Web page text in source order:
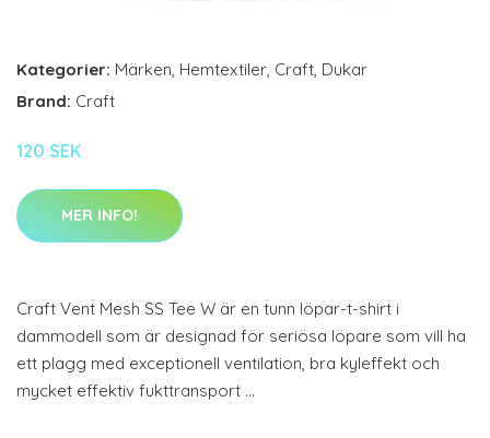
Kategorier: Märken, Hemtextiler, Craft, Dukar
Brand: Craft
120 SEK
MER INFO!
Craft Vent Mesh SS Tee W är en tunn löpar-t-shirt i
dammodell som är designad för seriösa löpare som vill ha
ett plagg med exceptionell ventilation, bra kyleffekt och
mycket effektiv fukttransport …